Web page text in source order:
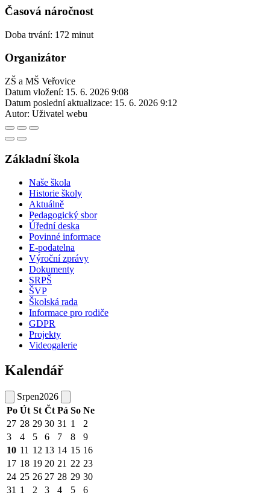
Časová náročnost
Doba trvání: 172 minut
Organizátor
ZŠ a MŠ Veřovice
Datum vložení: 15. 6. 2026 9:08
Datum poslední aktualizace: 15. 6. 2026 9:12
Autor: Uživatel webu
Základní škola
Naše škola
Historie školy
Aktuálně
Pedagogický sbor
Úřední deska
Povinné informace
E-podatelna
Výroční zprávy
Dokumenty
SRPŠ
ŠVP
Školská rada
Informace pro rodiče
GDPR
Projekty
Videogalerie
Kalendář
Srpen2026
Po Út St Čt Pá So Ne
27 28 29 30 31 1
2
3
4 5 6 7 8
9
10 11 12 13 14 15 16
17 18 19 20 21 22 23
24 25 26 27 28 29 30
31 1 2 3 4 5 6